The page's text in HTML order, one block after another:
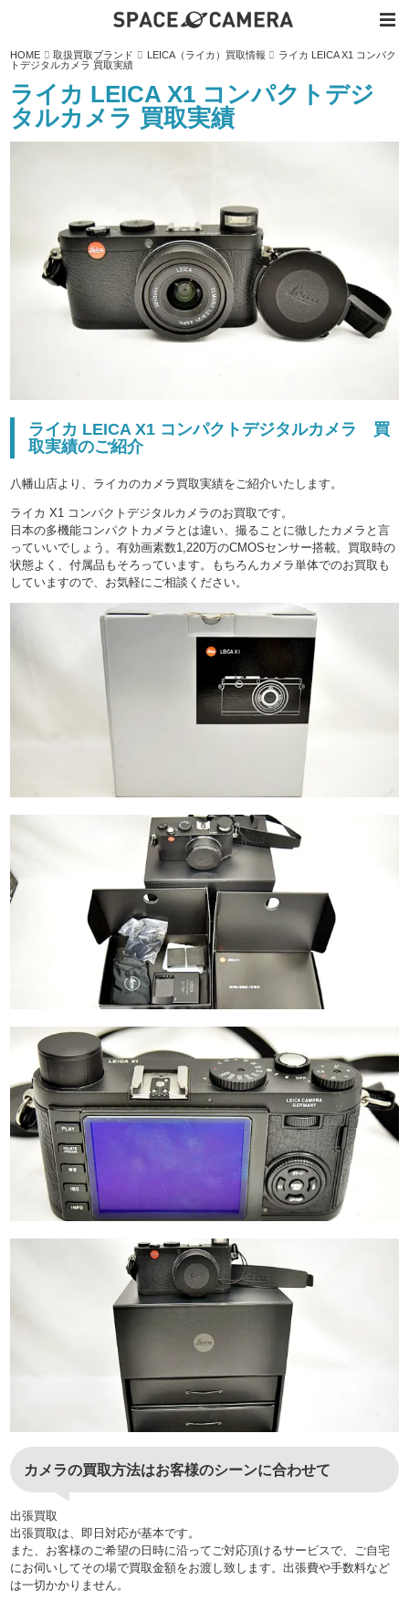
容
キ
ッ
プ
HOME 取扱買取ブランド LEICA（ライカ）買取情報
ライカ LEICA X1 コンパク
トデジタルカメラ 買取実績
ライカ LEICA X1 コンパクトデジ
タルカメラ 買取実績
ライカ LEICA X1 コンパクトデジタルカメラ 買
取実績のご紹介
八幡山店より、ライカのカメラ買取実績をご紹介いたします。
ライカ X1 コンパクトデジタルカメラのお買取です。
日本の多機能コンパクトカメラとは違い、撮ることに徹したカメラと言
っていいでしょう。有効画素数1,220万のCMOSセンサー搭載。買取時の
状態よく、付属品もそろっています。もちろんカメラ単体でのお買取も
していますので、お気軽にご相談ください。
カメラの買取方法はお客様のシーンに合わせて
出張買取
出張買取は、即日対応が基本です。
また、お客様のご希望の日時に沿ってご対応頂けるサービスで、ご自宅
にお伺いしてその場で買取金額をお渡し致します。出張費や手数料など
は一切かかりません。